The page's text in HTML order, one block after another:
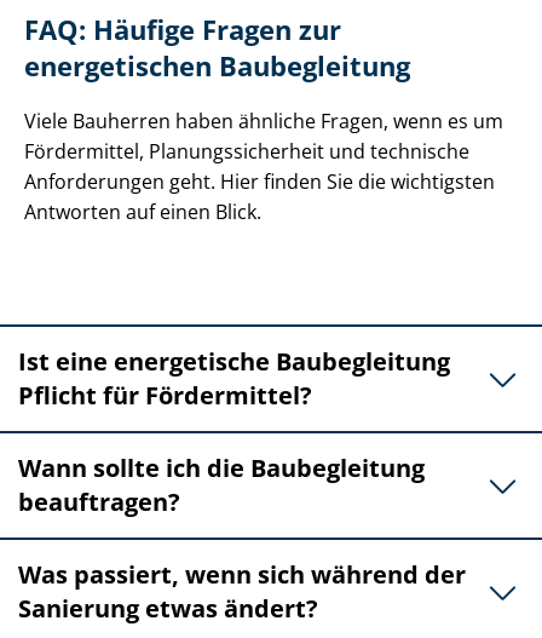
FAQ: Häufige Fragen zur
energetischen Baubegleitung
Viele Bauherren haben ähnliche Fragen, wenn es um
Fördermittel, Pla­nungs­si­cher­heit und technische
Anforderungen geht. Hier finden Sie die wichtigsten
Antworten auf einen Blick.
Ist eine energetische Baubegleitung
Pflicht für Fördermittel?
Wann sollte ich die Baubegleitung
beauftragen?
Was passiert, wenn sich während der
Sanierung etwas ändert?